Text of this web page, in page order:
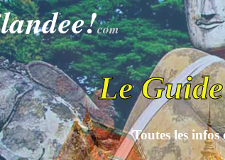
com
Le
Toutes les